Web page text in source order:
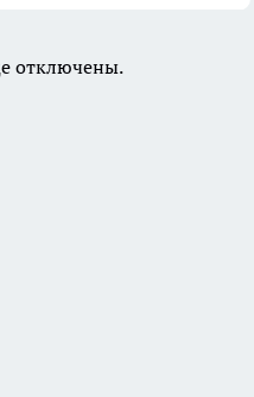
отключены.